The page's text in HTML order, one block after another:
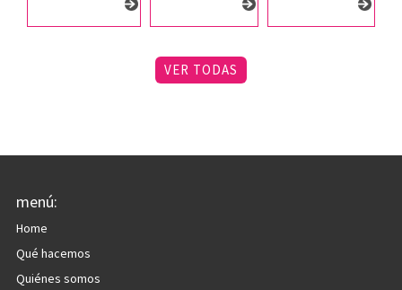
VER TODAS
menú:
Home
Qué hacemos
Quiénes somos